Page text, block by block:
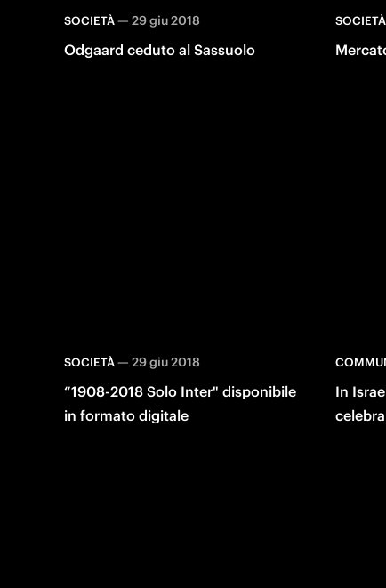
SOCIETÀ— 29 giu 2018
Odgaard ceduto al Sassuolo
SOCIETÀ
SOCIETÀ— 29 giu 2018
“1908-2018 Solo Inter" disponibile
in formato digitale
In